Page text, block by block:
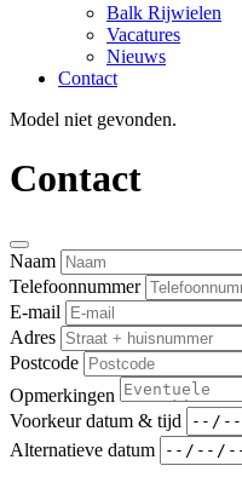
Balk Rijwielen
Vacatures
Nieuws
Contact
Model niet gevonden.
Contact
Naam
Telefoonnummer
E-mail
Adres
Postcode
Opmerkingen
Voorkeur datum & tijd
Alternatieve datum